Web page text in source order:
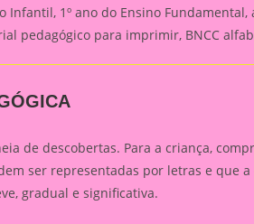
Infantil, 1º ano do Ensino
pedagógico para imprimir, BNCC
de descobertas. Para a criança,
ser representadas por letras e que
gradual e significativa.